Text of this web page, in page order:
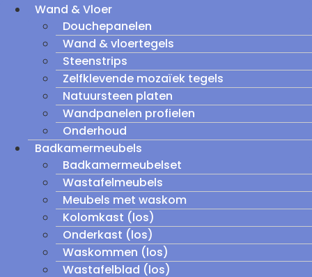
Wand & Vloer
Douchepanelen
Wand & vloertegels
Steenstrips
Zelfklevende mozaïek tegels
Natuursteen platen
Wandpanelen profielen
Onderhoud
Badkamermeubels
Badkamermeubelset
Wastafelmeubels
Meubels met waskom
Kolomkast (los)
Onderkast (los)
Waskommen (los)
Wastafelblad (los)